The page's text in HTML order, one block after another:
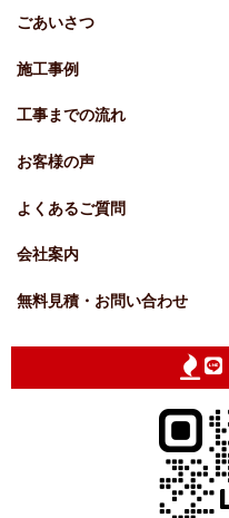
ごあいさつ
施工事例
工事までの流れ
お客様の声
よくあるご質問
会社案内
無料見積・お問い合わせ